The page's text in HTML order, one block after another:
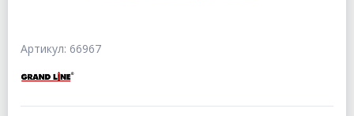
Артикул: 66967